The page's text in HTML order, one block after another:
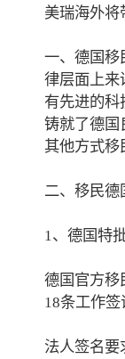
美瑞海外将
一、德国移
律层面上来
有先进的科
铸就了德国
其他方式移
二、移民德
1、德国特
德国官方移
18条工作签
法人签名要